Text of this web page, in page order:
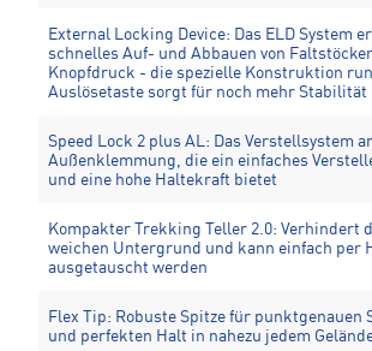
External Locking Device: Das ELD System
schnelles Auf- und Abbauen von
Knopfdruck - die spezielle Konstruktion
Auslösetaste sorgt für noch mehr Stabilität
Speed Lock 2 plus AL: Das Verstellsystem
Außenklemmung, die ein einfaches
und eine hohe Haltekraft bietet
Kompakter Trekking Teller 2.0: Verhindert
weichen Untergrund und kann einfach per
ausgetauscht werden
Flex Tip: Robuste Spitze für punktgenauen
und perfekten Halt in nahezu jedem